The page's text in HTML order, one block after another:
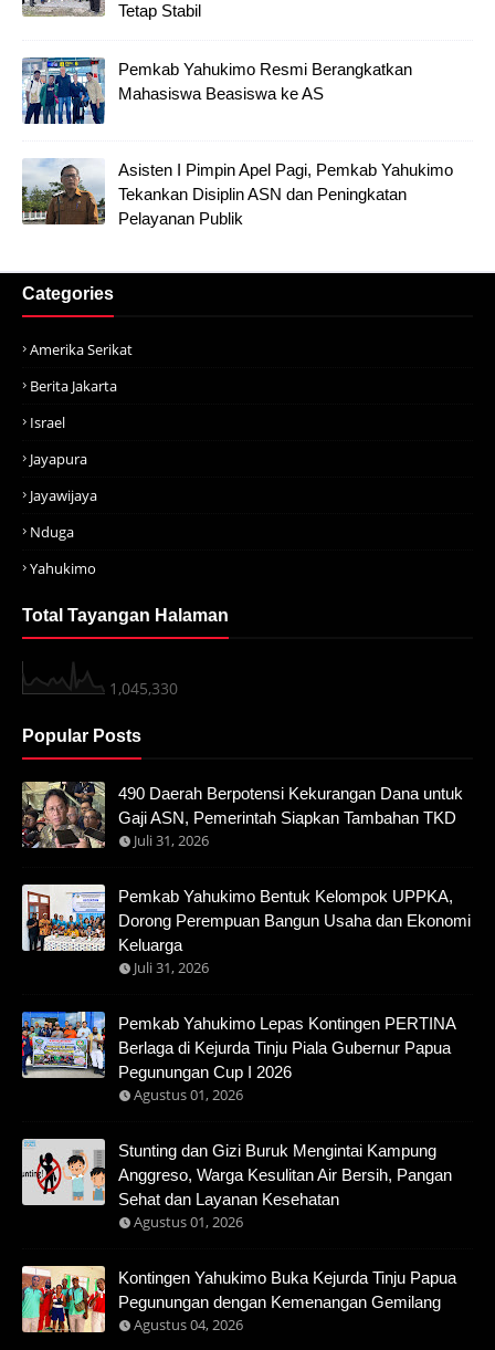
Tetap Stabil
Pemkab Yahukimo Resmi Berangkatkan
Mahasiswa Beasiswa ke AS
Asisten I Pimpin Apel Pagi, Pemkab Yahukimo
Tekankan Disiplin ASN dan Peningkatan
Pelayanan Publik
Categories
Amerika Serikat
Berita Jakarta
Israel
Jayapura
Jayawijaya
Nduga
Yahukimo
Total Tayangan Halaman
1,045,330
Popular Posts
490 Daerah Berpotensi Kekurangan Dana untuk
Gaji ASN, Pemerintah Siapkan Tambahan TKD
Juli 31, 2026
Pemkab Yahukimo Bentuk Kelompok UPPKA,
Dorong Perempuan Bangun Usaha dan Ekonomi
Keluarga
Juli 31, 2026
Pemkab Yahukimo Lepas Kontingen PERTINA
Berlaga di Kejurda Tinju Piala Gubernur Papua
Pegunungan Cup I 2026
Agustus 01, 2026
Stunting dan Gizi Buruk Mengintai Kampung
Anggreso, Warga Kesulitan Air Bersih, Pangan
Sehat dan Layanan Kesehatan
Agustus 01, 2026
Kontingen Yahukimo Buka Kejurda Tinju Papua
Pegunungan dengan Kemenangan Gemilang
Agustus 04, 2026